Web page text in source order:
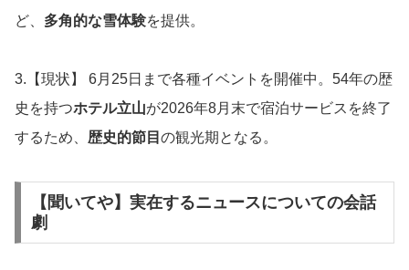
ど、 多角的な雪体験を提供。
3.【現状】 6月25日まで各種イベントを開催中。54年の歴
史を持つホテル立山が2026年8月末で宿泊サービスを終了
するため、 歴史的節目 の観光期となる。
【聞いてや】実在するニュースについての会話
劇